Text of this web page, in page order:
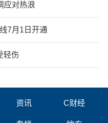
应对热浪
7月1日开通
轻伤
资讯 C财经